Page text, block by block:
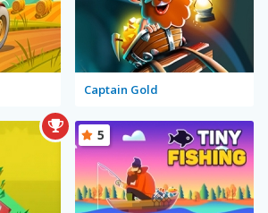
Captain Gold
5